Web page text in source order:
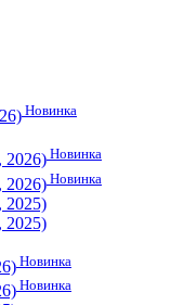
Новинка
2026)Новинка
2026)Новинка
2025)
2025)
Новинка
Новинка